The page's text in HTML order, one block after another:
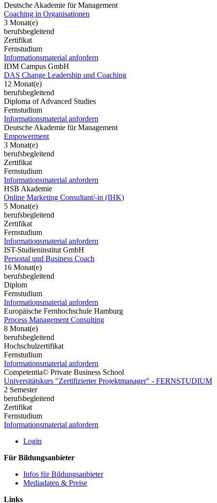
Deutsche Akademie für Management
Coaching in Organisationen
3 Monat(e)
berufsbegleitend
Zertifikat
Fernstudium
Informationsmaterial anfordern
IDM Campus GmbH
DAS Change Leadership und Coaching
12 Monat(e)
berufsbegleitend
Diploma of Advanced Studies
Fernstudium
Informationsmaterial anfordern
Deutsche Akademie für Management
Empowerment
3 Monat(e)
berufsbegleitend
Zertifikat
Fernstudium
Informationsmaterial anfordern
HSB Akademie
Online Marketing Consultant/-in (IHK)
5 Monat(e)
berufsbegleitend
Zertifikat
Fernstudium
Informationsmaterial anfordern
IST-Studieninstitut GmbH
Personal und Business Coach
16 Monat(e)
berufsbegleitend
Diplom
Fernstudium
Informationsmaterial anfordern
Europäische Fernhochschule Hamburg
Process Management Consulting
8 Monat(e)
berufsbegleitend
Hochschulzertifikat
Fernstudium
Informationsmaterial anfordern
Competentia© Private Business School
Universitätskurs "Zertifizierter Projektmanager" - FERNSTUDIUM
2 Semester
berufsbegleitend
Zertifikat
Fernstudium
Informationsmaterial anfordern
Login
Für Bildungsanbieter
Infos für Bildungsanbieter
Mediadaten & Preise
Links